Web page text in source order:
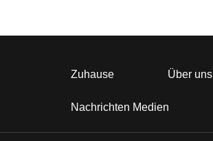
Zuhause Über uns
Nachrichten Medien